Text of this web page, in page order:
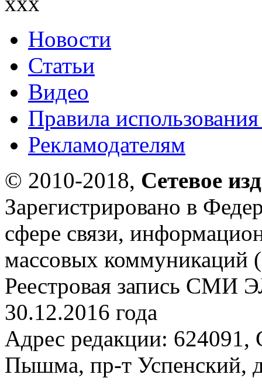
Новости
Статьи
Видео
Правила
Рекламодателям
© 2010-2018, Сетевое
Зарегистрировано в
сфере связи,
массовых коммуникаций
Реестровая запись СМИ
30.12.2016 года
Адрес редакции: 624091,
Пышма, пр-т Успенский,